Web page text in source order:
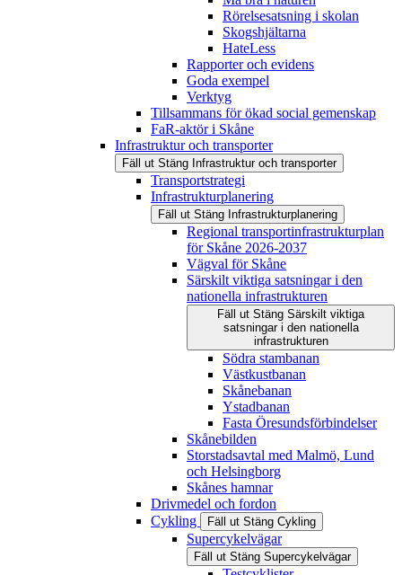
Rörelsesatsning i skolan
Skogshjältarna
HateLess
Rapporter och evidens
Goda exempel
Verktyg
Tillsammans för ökad social gemenskap
FaR-aktör i Skåne
Infrastruktur och transporter
Fäll ut Stäng Infrastruktur och transporter
Transportstrategi
Infrastrukturplanering
Fäll ut Stäng Infrastrukturplanering
Regional transportinfrastrukturplan
för Skåne 2026-2037
Vägval för Skåne
Särskilt viktiga satsningar i den
nationella infrastrukturen
Fäll ut Stäng Särskilt viktiga
satsningar i den nationella
infrastrukturen
Södra stambanan
Västkustbanan
Skånebanan
Ystadbanan
Fasta Öresundsförbindelser
Skånebilden
Storstadsavtal med Malmö, Lund
och Helsingborg
Skånes hamnar
Drivmedel och fordon
Cykling
Fäll ut Stäng Cykling
Supercykelvägar
Fäll ut Stäng Supercykelvägar